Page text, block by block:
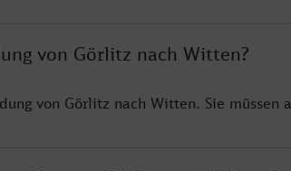
von Görlitz nach Witten?
von Görlitz nach Witten. Sie müssen